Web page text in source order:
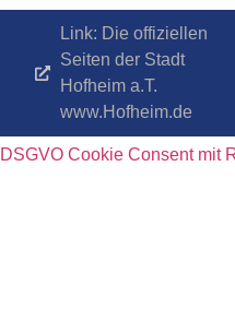
Link: Die offiziellen
Seiten der Stadt
Hofheim a.T.
www.Hofheim.de
DSGVO Cookie Consent mit